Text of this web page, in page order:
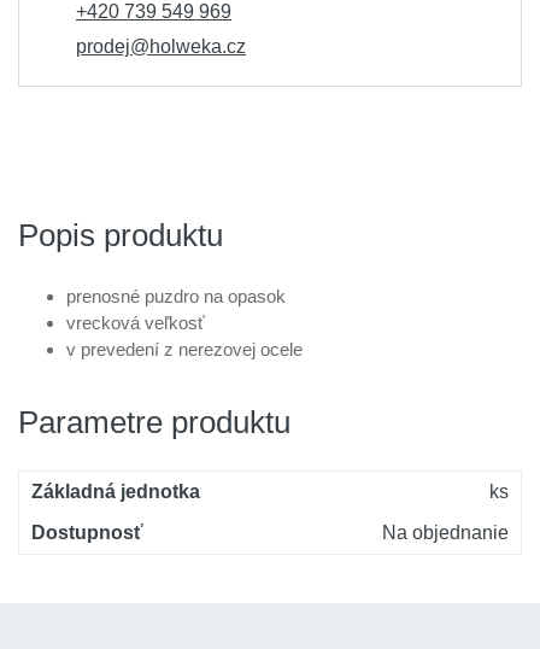
+420 739 549 969
prodej@holweka.cz
Popis produktu
prenosné puzdro na opasok
vrecková veľkosť
v prevedení z nerezovej ocele
Parametre produktu
Základná jednotka
ks
Dostupnosť
Na objednanie